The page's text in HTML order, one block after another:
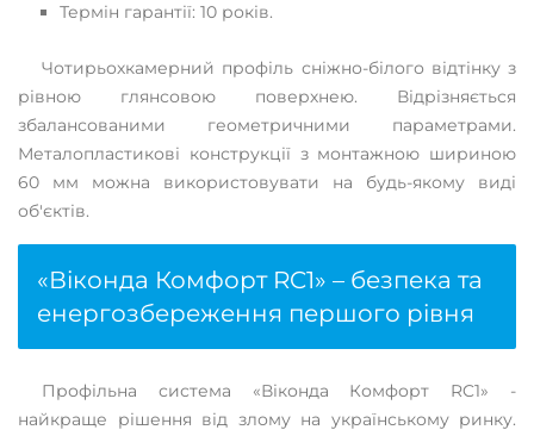
Термін гарантії: 10 років.
Чотирьохкамерний профіль сніжно-білого відтінку з
рівною глянсовою поверхнею. Відрізняється
збалансованими геометричними параметрами.
Металопластикові конструкції з монтажною шириною
60 мм можна використовувати на будь-якому виді
об'єктів.
«Віконда Комфорт RC1» – безпека та
енергозбереження першого рівня
Профільна система «Віконда Комфорт RC1» -
найкраще рішення від злому на українському ринку.